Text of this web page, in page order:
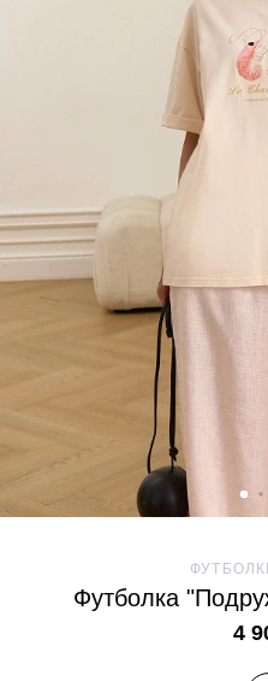
Футболка
4